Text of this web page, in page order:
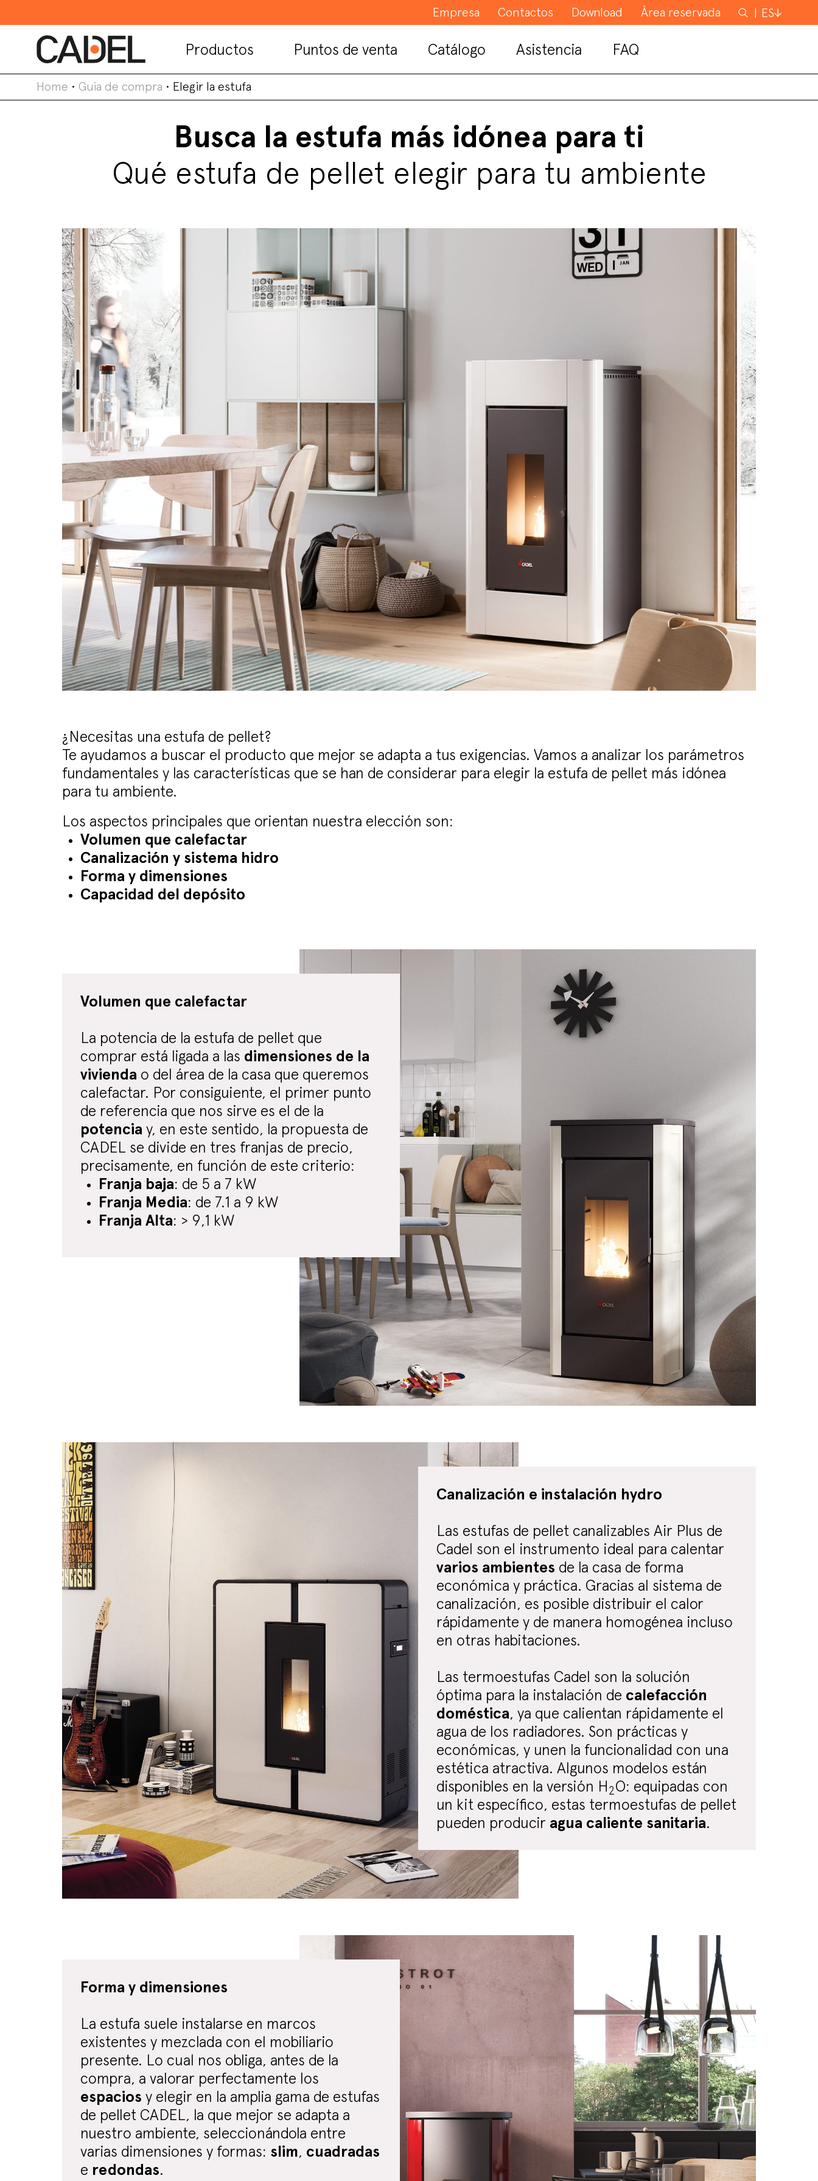
Empresa Contactos Download Àrea reservada Buscar
ES
Productos Puntos de venta Catálogo Asistencia FAQ
Home • Guia de compra • Elegir la estufa
Busca la estufa más idónea para ti
Qué estufa de pellet elegir para tu ambiente
¿Necesitas una estufa de pellet?
Te ayudamos a buscar el producto que mejor se adapta a tus exigencias. Vamos a analizar los parámetros
fundamentales y las características que se han de considerar para elegir la estufa de pellet más idónea
para tu ambiente.
Los aspectos principales que orientan nuestra elección son:
Volumen que calefactar
Canalización y sistema hidro
Forma y dimensiones
Capacidad del depósito
Volumen que calefactar
La potencia de la estufa de pellet que
comprar está ligada a las dimensiones de la
vivienda o del área de la casa que queremos
calefactar. Por consiguiente, el primer punto
de referencia que nos sirve es el de la
potenciay, en este sentido, la propuesta de
CADEL se divide en tres franjas de precio,
precisamente, en función de este criterio:
Franja baja: de 5 a 7 kW
Franja Media: de 7.1 a 9 kW
Franja Alta: > 9,1 kW
Canalización e instalación hydro
Las estufas de pellet canalizables Air Plus de
Cadel son el instrumento ideal para calentar
varios ambientes de la casa de forma
económica y práctica. Gracias al sistema de
canalización, es posible distribuir el calor
rápidamente y de manera homogénea incluso
en otras habitaciones.
Las termoestufas Cadel son la solución
óptima para la instalación de calefacción
doméstica, ya que calientan rápidamente el
agua de los radiadores. Son prácticas y
económicas, y unen la funcionalidad con una
estética atractiva. Algunos modelos están
disponibles en la versión H2O: equipadas con
un kit específico, estas termoestufas de pellet
pueden producir agua caliente sanitaria.
Forma y dimensiones
La estufa suele instalarse en marcos
existentes y mezclada con el mobiliario
presente. Lo cual nos obliga, antes de la
compra, a valorar perfectamente los
espacios y elegir en la amplia gama de estufas
de pellet CADEL, la que mejor se adapta a
nuestro ambiente, seleccionándola entre
varias dimensiones y formas: slim, cuadradas
e redondas.